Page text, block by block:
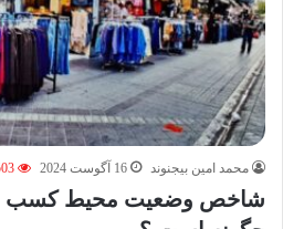
محمد امین بیجنوند 16 آگوست 2024
شاخص وضعیت محیط کسب و